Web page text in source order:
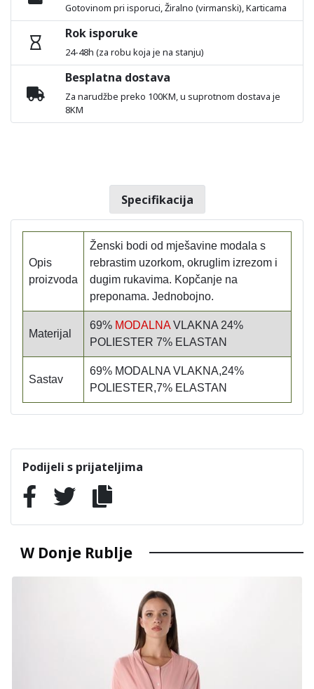
Gotovinom pri isporuci, Žiralno (virmanski), Karticama
Rok isporuke
24-48h (za robu koja je na stanju)
Besplatna dostava
Za narudžbe preko 100KM, u suprotnom dostava je
8KM
Specifikacija
Opis
proizvoda
Ženski bodi od mješavine modala s
rebrastim uzorkom, okruglim izrezom i
dugim rukavima. Kopčanje na
preponama. Jednobojno.
Materijal
69% MODALNA VLAKNA 24%
POLIESTER 7% ELASTAN
Sastav
69% MODALNA VLAKNA,24%
POLIESTER,7% ELASTAN
Podijeli s prijateljima
W Donje Rublje